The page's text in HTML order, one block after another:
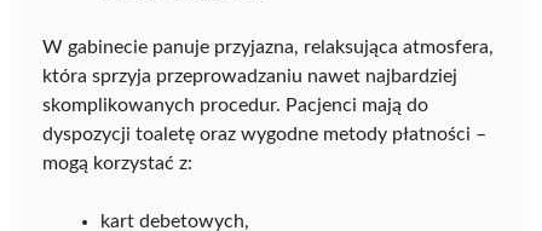
W gabinecie panuje przyjazna, relaksująca atmosfera,
która sprzyja przeprowadzaniu nawet najbardziej
skomplikowanych procedur. Pacjenci mają do
dyspozycji toaletę oraz wygodne metody płatności –
mogą korzystać z:
kart debetowych,